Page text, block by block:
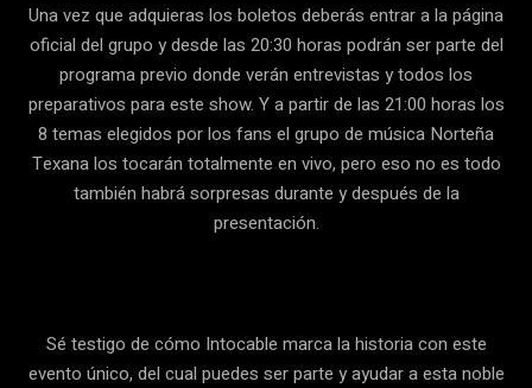
Una vez que adquieras los boletos deberás entrar a la página
oficial del grupo y desde las 20:30 horas podrán ser parte del
programa previo donde verán entrevistas y todos los
preparativos para este show. Y a partir de las 21:00 horas los
8 temas elegidos por los fans el grupo de música Norteña
Texana los tocarán totalmente en vivo, pero eso no es todo
también habrá sorpresas durante y después de la
presentación.
Sé testigo de cómo Intocable marca la historia con este
evento único, del cual puedes ser parte y ayudar a esta noble